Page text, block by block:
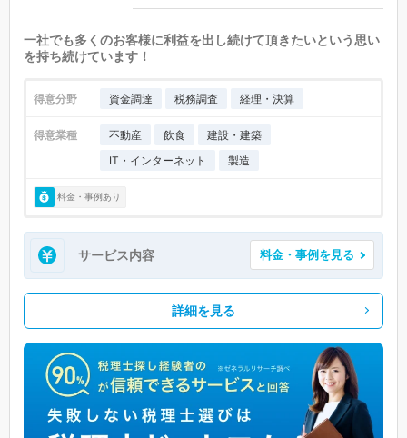
一社でも多くのお客様に利益を出し続けて頂きたいという思い
を持ち続けています！
得意分野 資金調達 税務調査 経理・決算
得意業種 不動産 飲食
建設・建築
IT・インターネット
製造
料金・事例あり
サービス内容 料金・事例を見る
詳細を見る